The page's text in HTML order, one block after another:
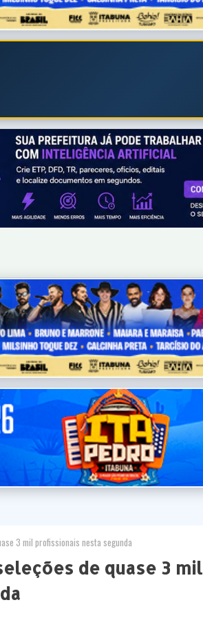
3 mil profissionais nesta segunda
de quase 3 mil